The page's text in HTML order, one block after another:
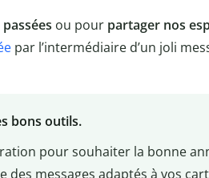
ou pour partager nos
par l’intermédiaire d’un joli
bons outils.
pour souhaiter la bonne
des messages adaptés à vos